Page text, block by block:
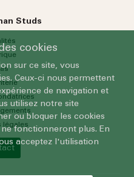
Studs
légales
cookies
sur ce site, vous
Ceux-ci nous permettent
de navigation et
utilisez notre site
ou bloquer les cookies
fonctionneront plus. En
acceptez l'utilisation